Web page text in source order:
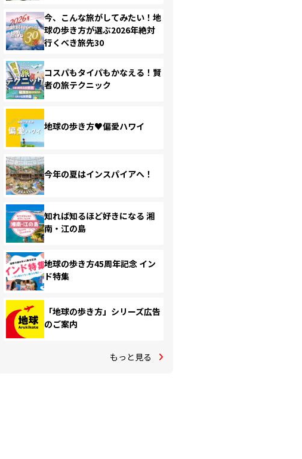
今、こんな旅がしてみたい！地
球の歩き方が選ぶ2026年絶対
行くべき旅先30
コスパもタイパもかなえる！賢
者の旅テクニック
地球の歩き方♥偏愛ハワイ
今年の夏はインスパイアへ！
知れば知るほど好きになる 湘
南・江の島
地球の歩き方45周年記念 イン
ド特集
「地球の歩き方」シリーズ広告
のご案内
もっと見る